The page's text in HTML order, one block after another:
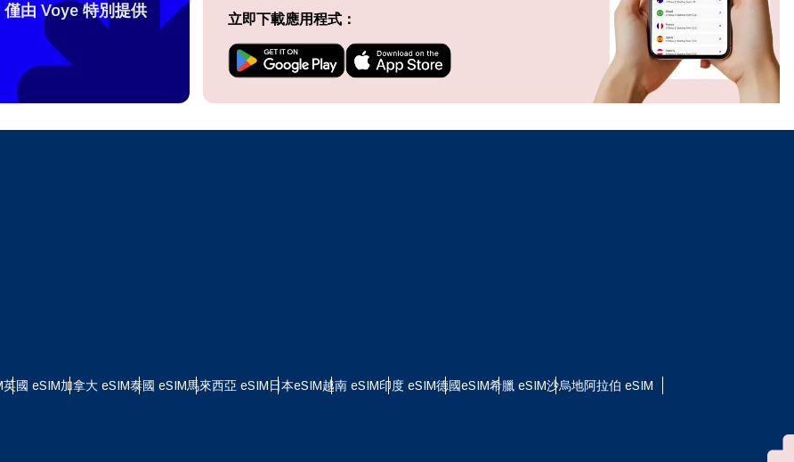
do I get my eSim?
your eSIM, start by checking if your device supports eSIM
provide you with a QR code or activation details that you can scan
由 Voye 特別提供
立即下載應用程式：
英國 eSIM加拿大 eSIM泰國 eSIM馬來西亞 eSIM日本eSIM越南 eSIM印度 eSIM德國eSIM希臘 eSIM沙烏地阿拉伯 eSIM
言： 登入或註冊